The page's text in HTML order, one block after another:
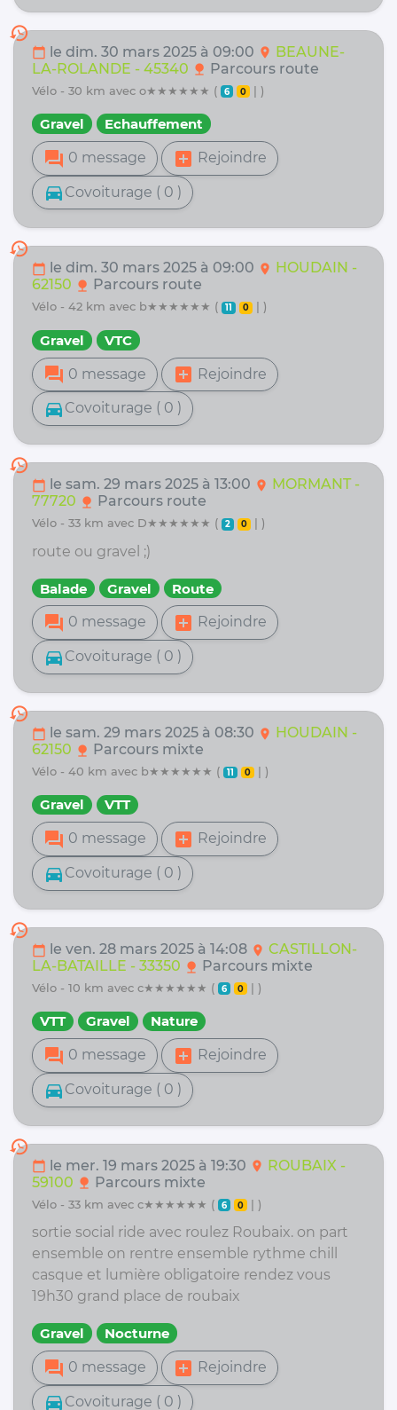
history
calendar_today le dim. 30 mars 2025 à 09:00 location_on BEAUNE-
LA-ROLANDE - 45340 nature Parcours route
vélo - 30 km avec o★★★★★★ ( 6 0 | )
Gravel Echauffement
forum 0 message add_box Rejoindre
directions_car Covoiturage ( 0 )
history
calendar_today le dim. 30 mars 2025 à 09:00 location_on
HOUDAIN -
62150 nature Parcours route
vélo - 42 km avec b★★★★★★ ( 11 0 | )
Gravel VTC
forum 0 message add_box Rejoindre
directions_car Covoiturage ( 0 )
history
calendar_today le sam. 29 mars 2025 à 13:00 location_on
MORMANT -
77720 nature Parcours route
vélo - 33 km avec D★★★★★★ ( 2 0 | )
route ou gravel ;)
Balade Gravel Route
forum 0 message add_box Rejoindre
directions_car Covoiturage ( 0 )
history
calendar_today le sam. 29 mars 2025 à 08:30 location_on HOUDAIN -
62150 nature Parcours mixte
vélo - 40 km avec b★★★★★★ ( 11 0 | )
Gravel VTT
forum 0 message add_box Rejoindre
directions_car Covoiturage ( 0 )
history
calendar_today le ven. 28 mars 2025 à 14:08 location_on CASTILLON-
LA-BATAILLE - 33350 nature Parcours mixte
vélo - 10 km avec c★★★★★★ ( 6 0 | )
VTT Gravel Nature
forum 0 message add_box Rejoindre
directions_car Covoiturage ( 0 )
history
calendar_today le mer. 19 mars 2025 à 19:30 location_on ROUBAIX -
59100 nature Parcours mixte
vélo - 33 km avec c★★★★★★ ( 6 0 | )
sortie social ride avec roulez Roubaix. on part
ensemble on rentre ensemble rythme chill
casque et lumière obligatoire rendez vous
19h30 grand place de roubaix
Gravel Nocturne
forum 0 message add_box Rejoindre
directions_car Covoiturage ( 0 )